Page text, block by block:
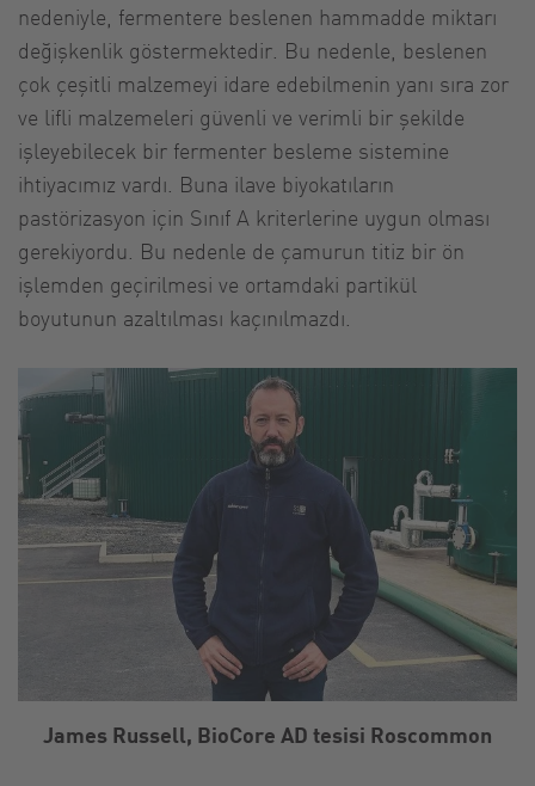
nedeniyle, fermentere beslenen hammadde miktarı
değişkenlik göstermektedir. Bu nedenle, beslenen
çok çeşitli malzemeyi idare edebilmenin yanı sıra zor
ve lifli malzemeleri güvenli ve verimli bir şekilde
işleyebilecek bir fermenter besleme sistemine
ihtiyacımız vardı. Buna ilave biyokatıların
pastörizasyon için Sınıf A kriterlerine uygun olması
gerekiyordu. Bu nedenle de çamurun titiz bir ön
işlemden geçirilmesi ve ortamdaki partikül
boyutunun azaltılması kaçınılmazdı.
James Russell, BioCore AD tesisi Roscommon